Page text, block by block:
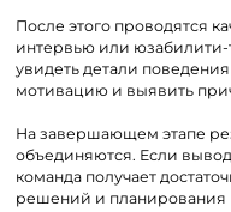
После этого проводятся
интервью или
увидеть детали
мотивацию и выявить
На завершающем этапе
объединяются. Если
команда получает
решений и планирования